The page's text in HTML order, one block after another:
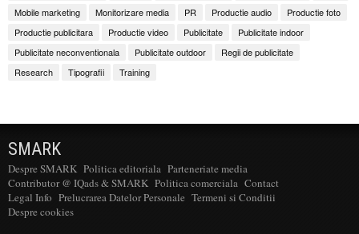
Mobile marketing
Monitorizare media PR Productie audio
Productie foto
Productie publicitara
Productie video Publicitate
Publicitate indoor
Publicitate neconventionala
Publicitate outdoor
Regii de publicitate
Research
Tipografii Training
SMARK
Despre SMARK Politica editoriala Parteneriate media
Contributor @ IQads & SMARK Politica comerciala Contact
Legal Info Prelucrarea Datelor Personale Termeni si Conditii
Despre cookies